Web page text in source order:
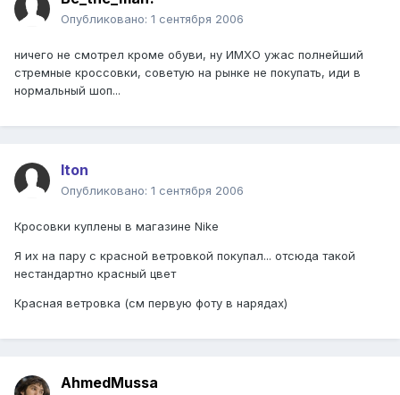
Опубликовано: 1 сентября 2006
ничего не смотрел кроме обуви, ну ИМХО ужас полнейший
стремные кроссовки, советую на рынке не покупать, иди в
нормальный шоп...
Iton
Опубликовано: 1 сентября 2006
Кросовки куплены в магазине Nike
Я их на пару с красной ветровкой покупал... отсюда такой
нестандартно красный цвет
Красная ветровка (см первую фоту в нарядах)
AhmedMussa